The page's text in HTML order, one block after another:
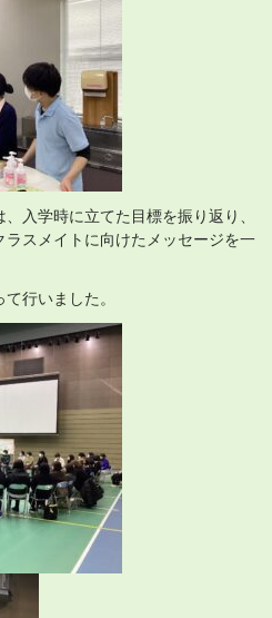
入学時に立てた目標を振り返り、
ラスメイトに向けたメッセージを一
行いました。